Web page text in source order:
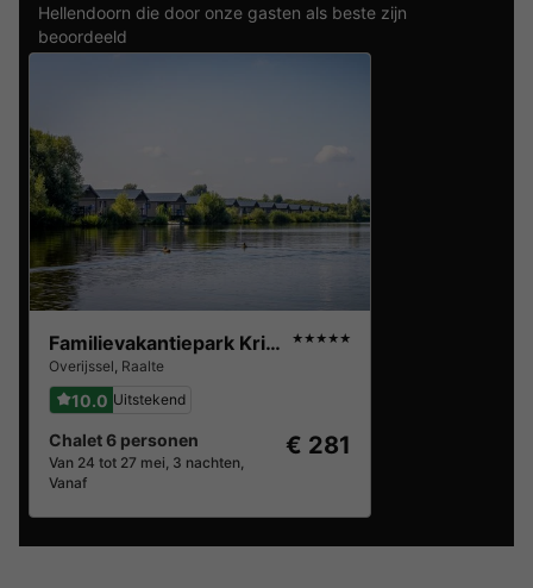
Hellendoorn die door onze gasten als beste zijn
beoordeeld
Familievakantiepark Krieghuusbelten ★★★★★
Overijssel, Raalte
10.0 Uitstekend
Chalet 6 personen
Van 24 tot 27 mei, 3 nachten,
Vanaf
€ 281